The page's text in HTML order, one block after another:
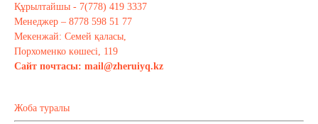
Құрылтайшы - 7(778) 419 3337
Менеджер – 8778 598 51 77
Мекенжай: Семей қаласы,
Порхоменко көшесі, 119
Сайт почтасы: mail@zheruiyq.kz
Жоба туралы